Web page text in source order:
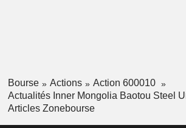
Bourse Actions
Action 600010
Actualités Inner Mongolia Baotou Steel
Articles Zonebourse